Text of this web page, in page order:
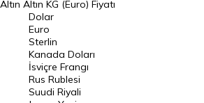
Euro Kuru
Pound Kuru
Frank Kuru
Riyal Kuru
Altın Altın KG (Euro) Fiyatı
Dolar
Euro
Sterlin
Kanada Doları
İsviçre Frangı
Rus Rublesi
Suudi Riyali